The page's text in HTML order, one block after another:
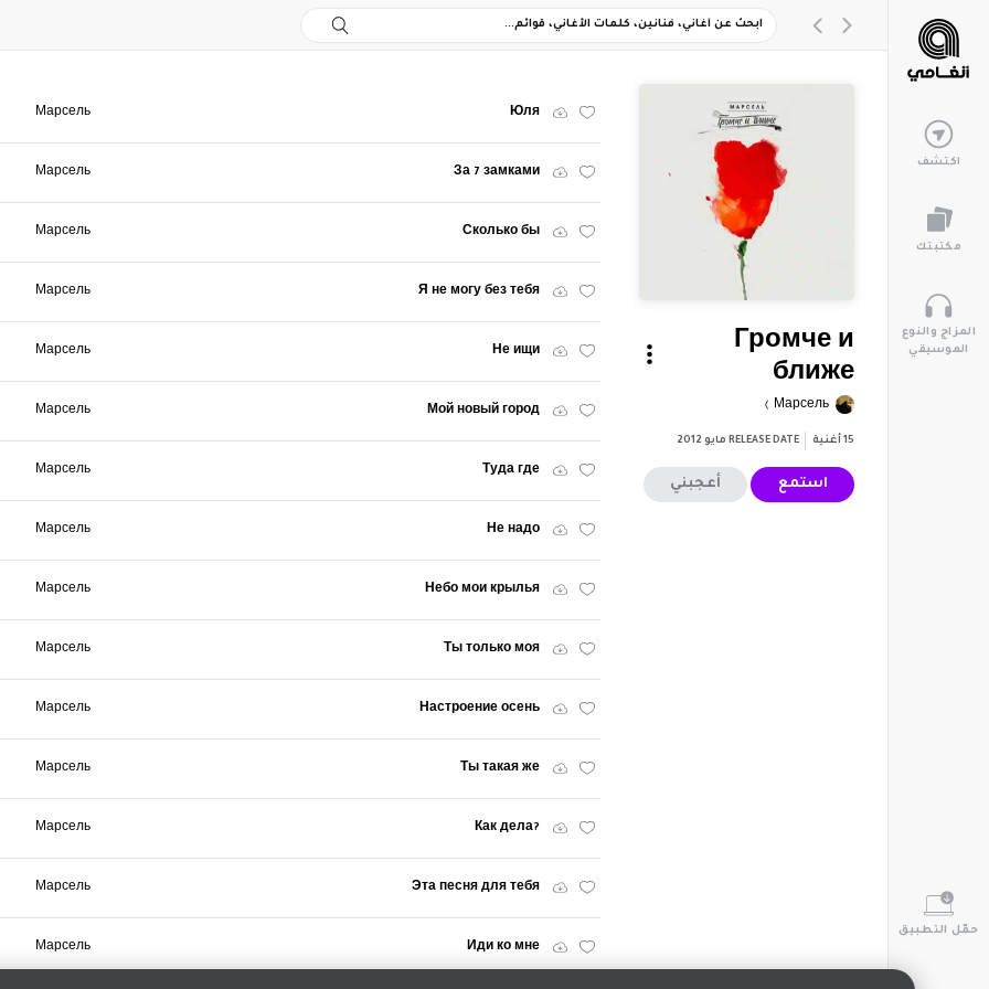
اكتشف
مكتبتك
المزاج والنوع
الموسيقي
حمّل التطبيق
Громче и
ближе
Марсель
15 أغنية RELEASE DATE مايو 2012
استمع أعجبني
Юля
Марсель
За 7 замками
Марсель
Сколько бы
Марсель
Я не могу без тебя
Марсель
Не ищи
Марсель
Мой новый город
Марсель
Туда где
Марсель
Не надо
Марсель
Небо мои крылья
Марсель
Ты только моя
Марсель
Настроение осень
Марсель
Ты такая же
Марсель
Как дела?
Марсель
Эта песня для тебя
Марсель
Иди ко мне
Марсель